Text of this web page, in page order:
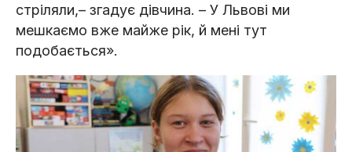
стріляли,– згадує дівчина. – У Львові ми
мешкаємо вже майже рік, й мені тут
подобається».